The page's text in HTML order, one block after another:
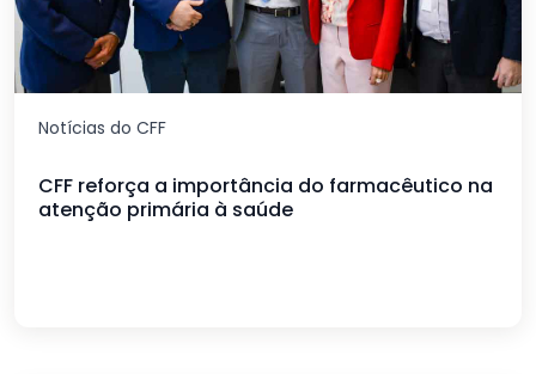
Notícias do CFF
CFF reforça a importância do farmacêutico na
atenção primária à saúde